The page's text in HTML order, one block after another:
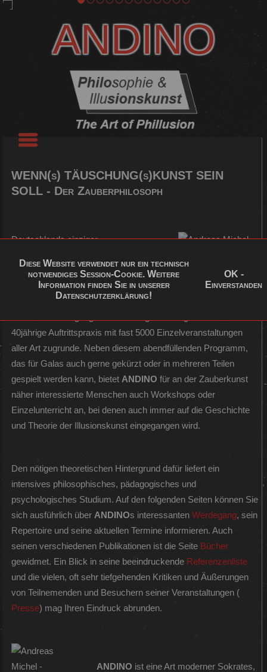
ANDINO
WENN(s) TÄUSCHUNG(s)KUNST SEIN
SOLL - Der Zauberphilosoph
Deutschlands einziger
seinem Programm
eine harmonische Mischung aus
Philosophie und Illusionskunst unter ständiger
40jährige Auftrittspraxis mit fast 5000 Einzelveranstaltungen
aller Art zugrunde. Neben diesem abendfüllenden Programm,
das für Galas auch gerne gekürzt oder in mehreren Teilen
gespielt werden kann, bietet ANDINO für an der Zauberkunst
näher interessierte Menschen auch Workshops oder
Einzelunterricht an, bei denen auch immer auf die Geschichte
und Theorie der Illusionskunst eingegangen wird.
Den nötigen theoretischen Hintergrund dafür liefert ein
intensives philosophisches, pädagogisches und
psychologisches Studium. Auf den folgenden Seiten können Sie
sich ausführlich über ANDINOs interessanten Werdegang, sein
Repertoire und seine aktuellen Termine informieren. Auch
seinen verschiedenen Publikationen ist die Seite Bücher
gewidmet. Ein Blick in seine beeindruckende Referenzenliste
und die vielen, oft sehr tiefgehenden Kritiken und Äußerungen
von Teilnemenden und Besuchern seiner Veranstaltungen (
Presse) mag Ihren Eindruck abrunden.
ANDINO ist eine Art moderner Sokrates,
Diese Website verwendet nur ein technisch
notwendiges Session-Cookie. Weitere
Information finden Sie in unserer
Datenschutzerklärung!
OK -
Einverstanden